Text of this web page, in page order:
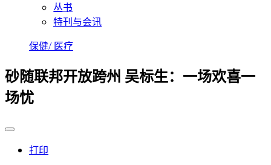
丛书
特刊与会讯
保健/ 医疗
砂随联邦开放跨州 吴标生：一场欢喜一
场忧
打印